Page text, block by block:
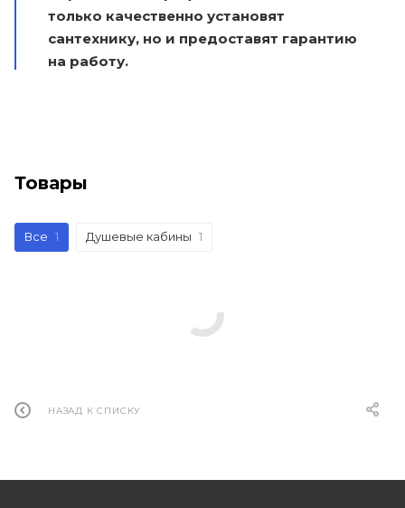
только качественно установят
сантехнику, но и предоставят гарантию
на работу.
Товары
Все 1 Душевые кабины 1
НАЗАД К СПИСКУ